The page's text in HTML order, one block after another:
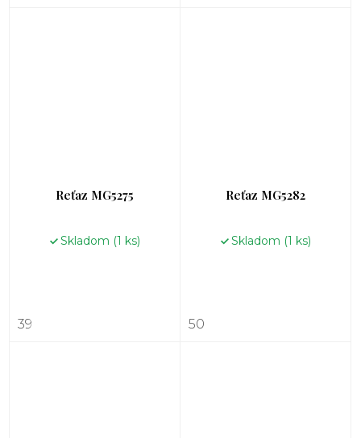
Reťaz MG5275
Skladom (1 ks)
39
Reťaz MG5282
Skladom (1 ks)
50